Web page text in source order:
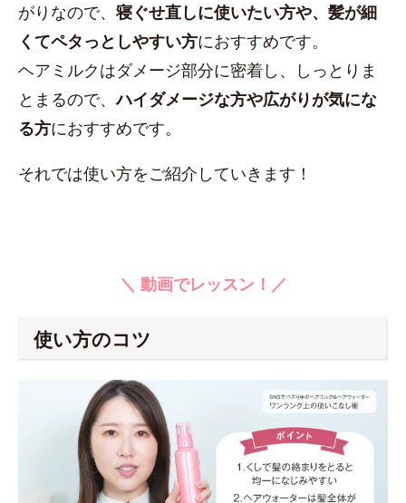
がりなので、寝ぐせ直しに使いたい方や、髪が細
くてペタっとしやすい方におすすめです。
ヘアミルクはダメージ部分に密着し、しっとりま
とまるので、ハイダメージな方や広がりが気にな
る方におすすめです。
それでは使い方をご紹介していきます！
＼ 動画でレッスン！／
使い方のコツ